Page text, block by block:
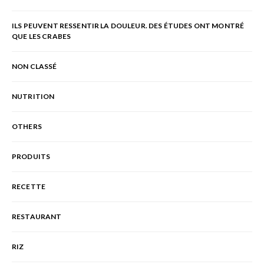
ILS PEUVENT RESSENTIR LA DOULEUR. DES ÉTUDES ONT MONTRÉ
QUE LES CRABES
NON CLASSÉ
NUTRITION
OTHERS
PRODUITS
RECETTE
RESTAURANT
RIZ